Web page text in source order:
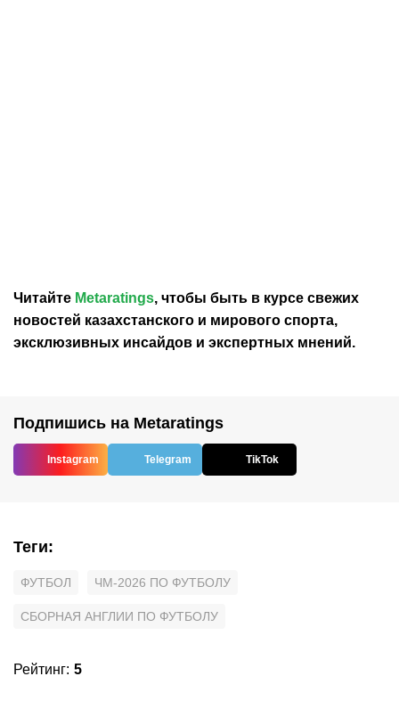
Читайте Metaratings, чтобы быть в курсе свежих
новостей казахстанского и мирового спорта,
эксклюзивных инсайдов и экспертных мнений.
Подпишись на Metaratings
Instagram Telegram TikTok
Теги:
ФУТБОЛ ЧМ-2026 ПО ФУТБОЛУ
СБОРНАЯ АНГЛИИ ПО ФУТБОЛУ
Рейтинг: 5